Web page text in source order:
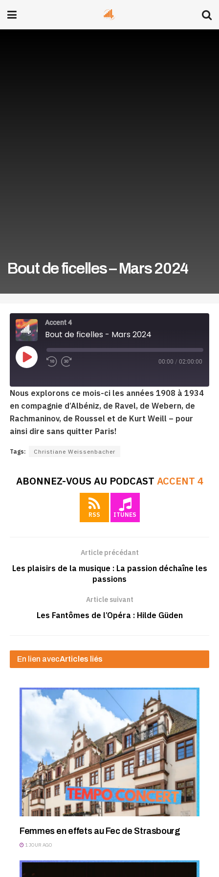
Bout de ficelles – Mars 2024
Accent 4
Bout de ficelles - Mars 2024
Play
Episode
00:00 / 02:00:00
Nous explorons ce mois-ci les années 1908 à 1934
en compagnie d’Albéniz, de Ravel, de Webern, de
Rachmaninov, de Roussel et de Kurt Weill – pour
ainsi dire sans quitter Paris!
Tags: Christiane Weissenbacher
ABONNEZ-VOUS AU PODCAST ACCENT 4
RSS ITUNES
Article précédant
Les plaisirs de la musique : La passion déchaîne les
passions
Article suivant
Les Fantômes de l’Opéra : Hilde Güden
En lien avecArticles liés
Femmes en effets au Fec de Strasbourg
1 JOUR AGO